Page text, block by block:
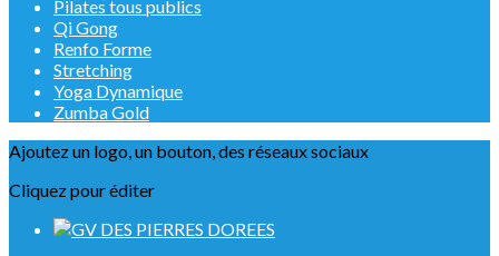
Pilates tous publics
Qi Gong
Renfo Forme
Stretching
Yoga Dynamique
Zumba Gold
Ajoutez un logo, un bouton, des réseaux sociaux
Cliquez pour éditer